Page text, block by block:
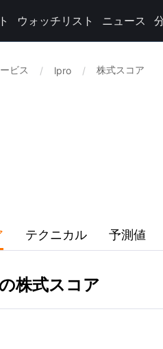
ウォッチリスト ニュース
ビス / lpro / 株式スコア
テクニカル 予測値
株式スコア